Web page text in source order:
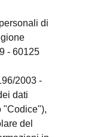
di
- 60125
2003 -
dati
"Codice"),
del